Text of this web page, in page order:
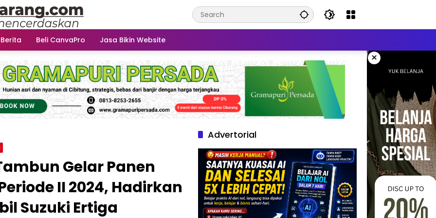
Beli CanvaPro Jasa Bikin Website
×
Gelar Panen
II 2024, Hadirkan
Suzuki Ertiga
Advertorial